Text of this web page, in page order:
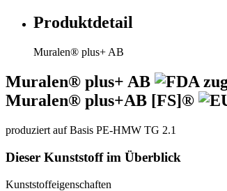
Produktdetail
Muralen® plus+ AB
Muralen® plus+ AB
Muralen® plus+AB [FS]®
produziert auf Basis PE-HMW TG 2.1
Dieser Kunststoff im Überblick
Kunststoffeigenschaften